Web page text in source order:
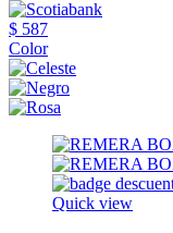
$ 587
Color
Quick view